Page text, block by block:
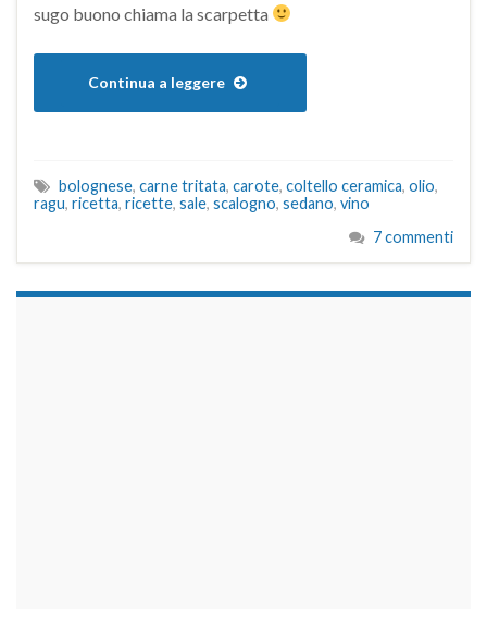
sugo buono chiama la scarpetta
Continua a leggere
bolognese, carne tritata, carote, coltello ceramica, olio,
ragu, ricetta, ricette, sale, scalogno, sedano, vino
7 commenti